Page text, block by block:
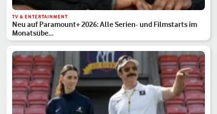
TV & ENTERTAINMENT
Neu auf Paramount+ 2026: Alle Serien- und Filmstarts im
Monatsübe…